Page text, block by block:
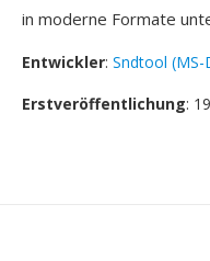
in moderne Formate
Entwickler: Sndtool (MS-
Erstveröffentlichung: